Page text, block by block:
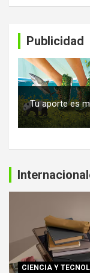
Publicidad
Tu aporte es
CIENCIA Y